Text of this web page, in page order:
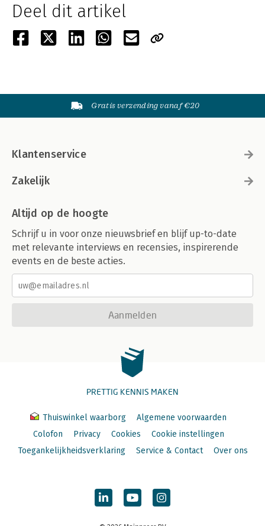
Deel dit artikel
Gratis verzending vanaf €20
Klantenservice
Zakelijk
Altijd op de hoogte
Schrijf u in voor onze nieuwsbrief en blijf up-to-date
met relevante interviews en recensies, inspirerende
events en de beste acties.
Aanmelden
PRETTIG KENNIS MAKEN
Thuiswinkel waarborg
Algemene voorwaarden
Colofon
Privacy Cookies
Cookie instellingen
Toegankelijkheidsverklaring
Service & Contact Over ons